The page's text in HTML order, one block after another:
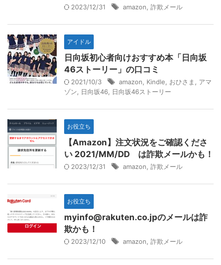
2023/12/31 amazon 詐欺メール
アイドル
日向坂初心者向けおすすめ本「日向坂
46ストーリー」の口コミ
2021/10/3 amazon Kindle おひさま
アマ
ゾン
日向坂46 日向坂46ストーリー
お役立ち
【Amazon】注文状況をご確認くださ
い 2021/MM/DD は詐欺メールかも！
2023/12/31 amazon 詐欺メール
お役立ち
myinfo@rakuten.co.jpのメールは詐
欺かも！
2023/12/10 amazon 詐欺メール